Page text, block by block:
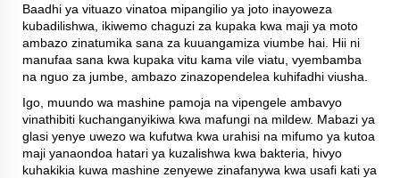
Baadhi ya vituazo vinatoa mipangilio ya joto inayoweza
kubadilishwa, ikiwemo chaguzi za kupaka kwa maji ya moto
ambazo zinatumika sana za kuuangamiza viumbe hai. Hii ni
manufaa sana kwa kupaka vitu kama vile viatu, vyembamba
na nguo za jumbe, ambazo zinazopendelea kuhifadhi viusha.
Igo, muundo wa mashine pamoja na vipengele ambavyo
vinathibiti kuchanganyikiwa kwa mafungi na mildew. Mabazi ya
glasi yenye uwezo wa kufutwa kwa urahisi na mifumo ya kutoa
maji yanaondoa hatari ya kuzalishwa kwa bakteria, hivyo
kuhakikia kuwa mashine zenyewe zinafanywa kwa usafi kati ya